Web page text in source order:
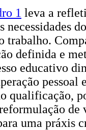
1 leva a
necessidades
trabalho.
definida e
educativo
qualificação,
de
uma práxis